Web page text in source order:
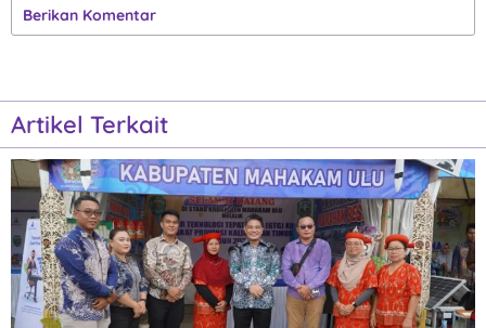
Berikan Komentar
Artikel Terkait